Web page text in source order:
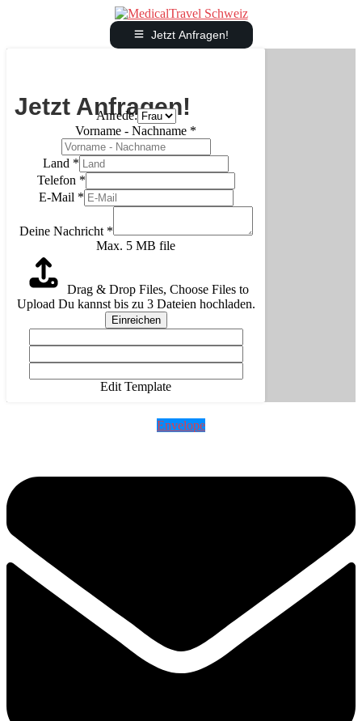
Jetzt Anfragen!
Jetzt Anfragen!
Anrede:
Vorname - Nachname *
Land *
Telefon *
E-Mail *
Deine Nachricht *
Max. 5 MB file
Drag & Drop Files, Choose Files to
Upload Du kannst bis zu 3 Dateien hochladen.
Einreichen
Edit Template
Envelope